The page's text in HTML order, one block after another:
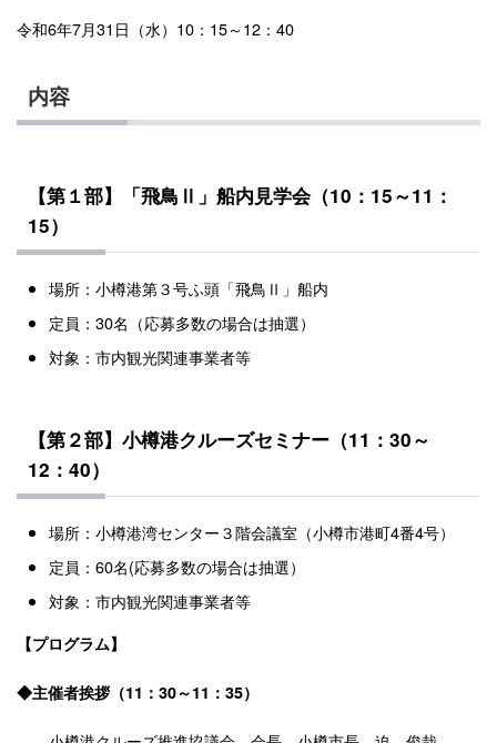
令和6年7月31日（水）10：15～12：40
内容
【第１部】「飛鳥Ⅱ」船内見学会（10：15～11：
15）
場所：小樽港第３号ふ頭「飛鳥Ⅱ」船内
定員：30名（応募多数の場合は抽選）
対象：市内観光関連事業者等
【第２部】小樽港クルーズセミナー（11：30～
12：40）
場所：小樽港湾センター３階会議室（小樽市港町4番4号）
定員：60名(応募多数の場合は抽選）
対象：市内観光関連事業者等
【プログラム】
◆主催者挨拶（11：30～11：35）